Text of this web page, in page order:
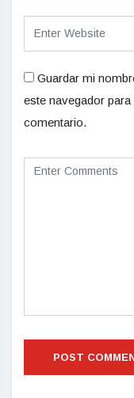
Guardar mi
este navegador
comentario.